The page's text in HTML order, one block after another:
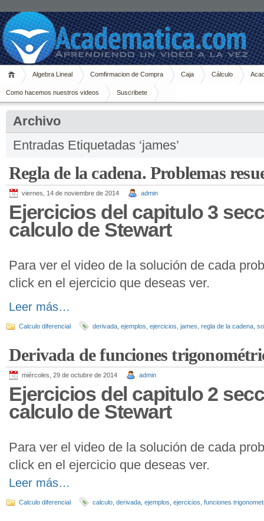
Algebra Lineal Comfirmacion de Compra Caja Cálculo
Como hacemos nuestros videos Suscribete
Archivo
Entradas Etiquetadas ‘james’
Regla de la cadena. Problemas
viernes, 14 de noviembre de 2014 admin
Ejercicios del capitulo 3
calculo de Stewart
Para ver el video de la solución de cada
click en el ejercicio que deseas ver.
Leer más…
Calculo diferencial derivada ejemplos ejercicios james regla de la cadena
Derivada de funciones
miércoles, 29 de octubre de 2014 admin
Ejercicios del capitulo 2
calculo de Stewart
Para ver el video de la solución de cada
click en el ejercicio que deseas ver.
Leer más…
Calculo diferencial calculo derivada ejemplos ejercicios funciones